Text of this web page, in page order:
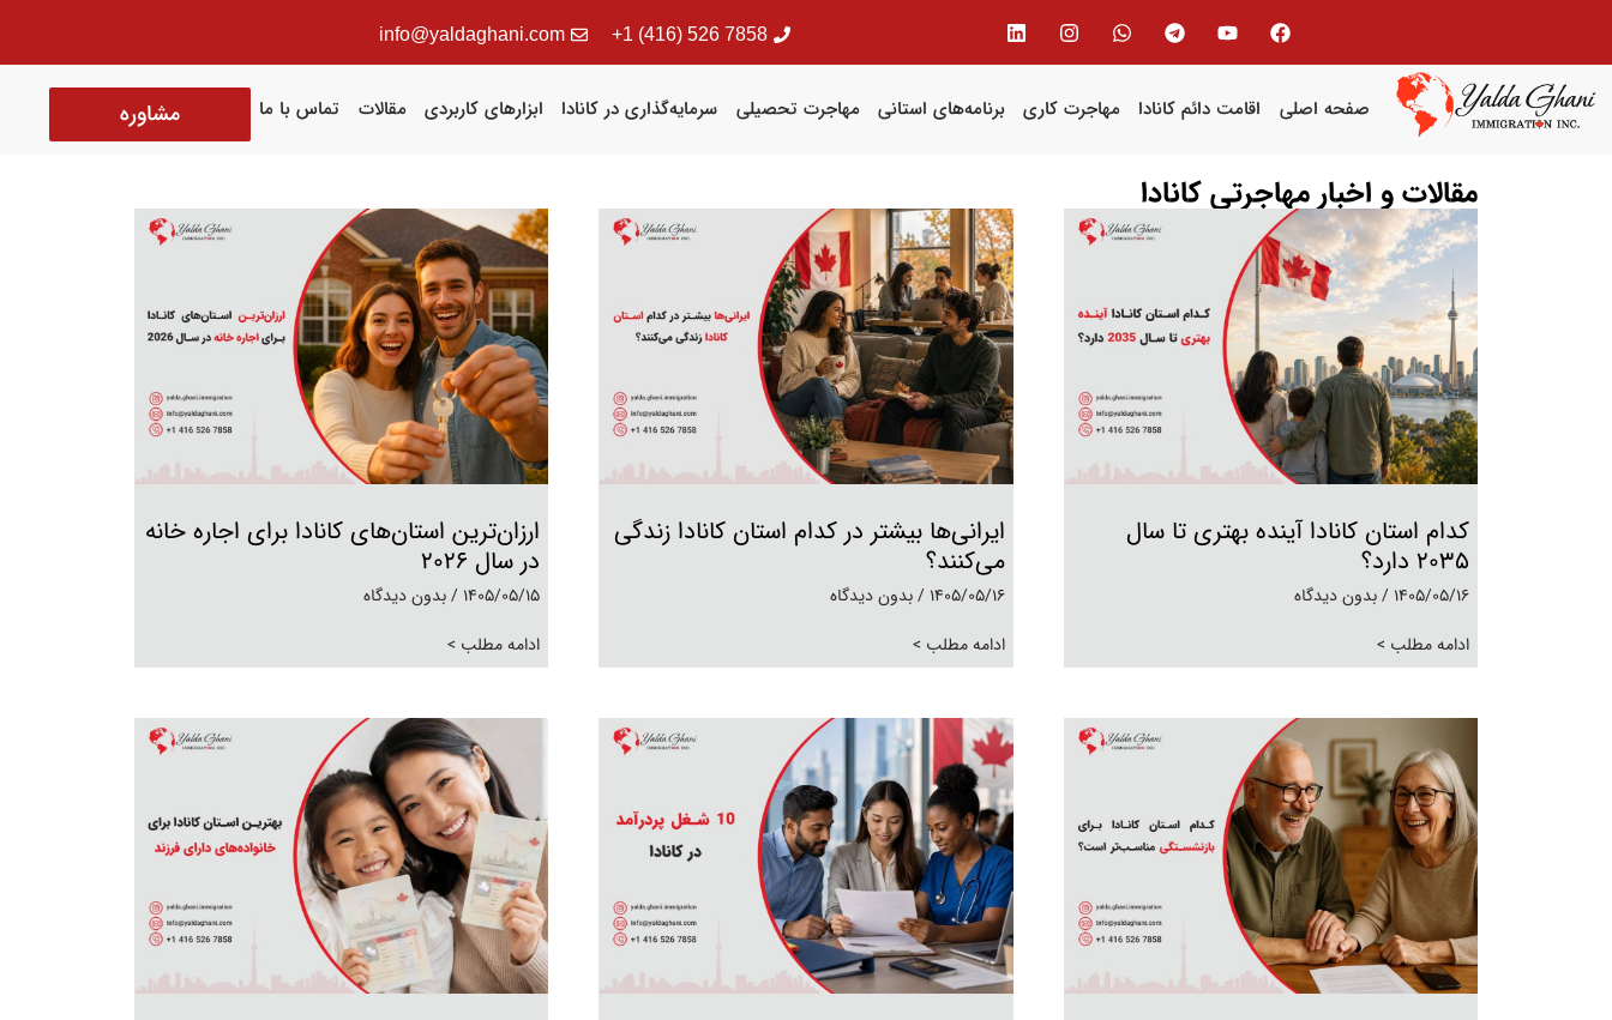
7858 526 (416) 1+
info@yaldaghani.com
صفحه اصلی اقامت دائم کانادا مهاجرت کاری برنامه‌های استانی مهاجرت تحصیلی سرمایه‌گذاری در کانادا ابزارهای کاربردی مقالات تماس با ما مشاوره
مقالات و اخبار مهاجرتی کانادا
کدام استان کانادا آینده بهتری تا سال
۲۰۳۵ دارد؟
1405/05/16 بدون دیدگاه
ادامه مطلب >
ایرانی‌ها بیشتر در کدام استان کانادا زندگی
می‌کنند؟
1405/05/16
بدون دیدگاه
ادامه مطلب >
ارزان‌ترین استان‌های کانادا برای اجاره خانه
در سال 2026
1405/05/15 بدون دیدگاه
ادامه مطلب >